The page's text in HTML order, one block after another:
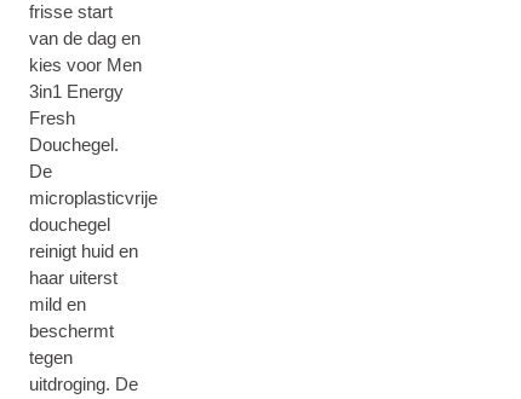
frisse start
van de dag en
kies voor Men
3in1 Energy
Fresh
Douchegel.
De
microplasticvrije
douchegel
reinigt huid en
haar uiterst
mild en
beschermt
tegen
uitdroging. De